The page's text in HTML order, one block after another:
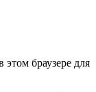
браузере для